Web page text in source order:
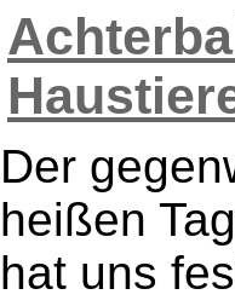
Der
heißen
hat uns